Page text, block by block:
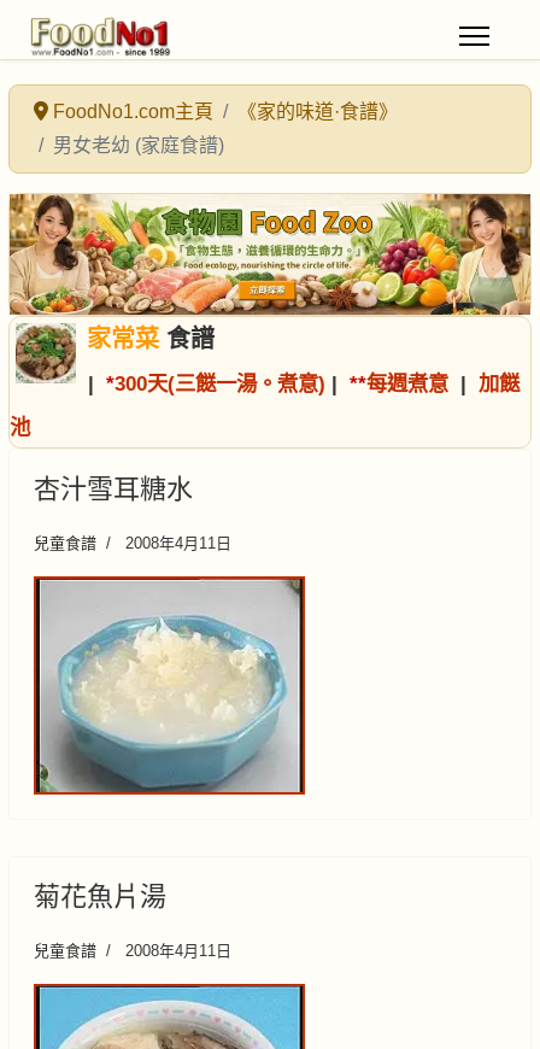
FoodNo1.com主頁
《家的味道·食譜》
男女老幼 (家庭食譜)
家常菜食譜
| *300天(三餸一湯。煮意) | **每週煮意 | 加餸
池
杏汁雪耳糖水
兒童食譜 2008年4月11日
菊花魚片湯
兒童食譜 2008年4月11日